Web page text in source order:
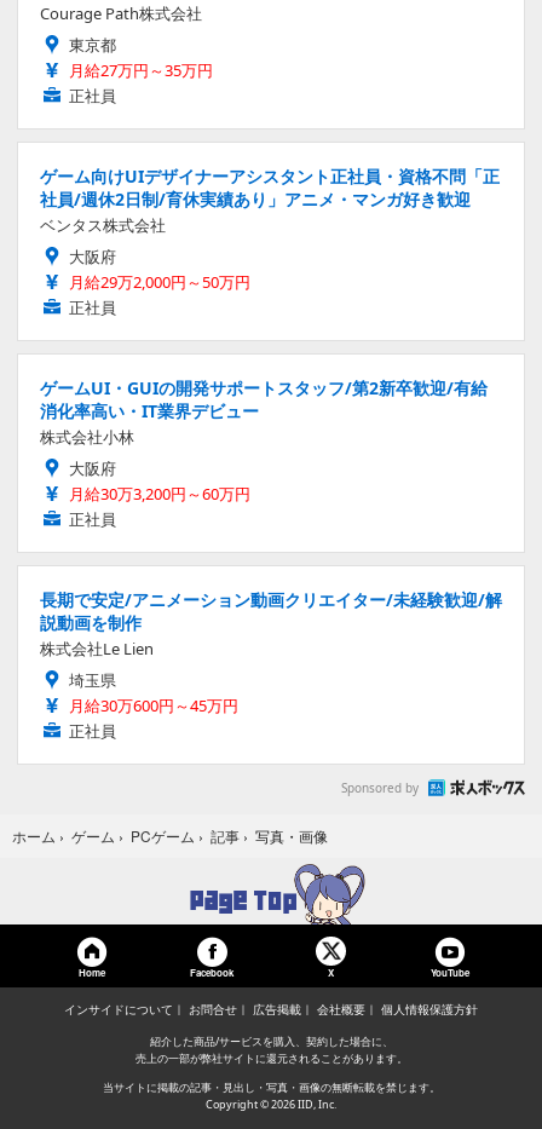
Courage Path株式会社
東京都
月給27万円～35万円
正社員
ゲーム向けUIデザイナーアシスタント正社員・資格不問「正
社員/週休2日制/育休実績あり」アニメ・マンガ好き歓迎
ベンタス株式会社
大阪府
月給29万2,000円～50万円
正社員
ゲームUI・GUIの開発サポートスタッフ/第2新卒歓迎/有給
消化率高い・IT業界デビュー
株式会社小林
大阪府
月給30万3,200円～60万円
正社員
長期で安定/アニメーション動画クリエイター/未経験歓迎/解
説動画を制作
株式会社Le Lien
埼玉県
月給30万600円～45万円
正社員
Sponsored by
ホーム › ゲーム › PCゲーム › 記事 › 写真・画像
Home Facebook X YouTube
インサイドについて お問合せ 広告掲載 会社概要 個人情報保護方針
紹介した商品/サービスを購入、契約した場合に、
売上の一部が弊社サイトに還元されることがあります。
当サイトに掲載の記事・見出し・写真・画像の無断転載を禁じます。
Copyright © 2026 IID, Inc.